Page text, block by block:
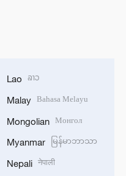
Lao ລາວ
Malay Bahasa Melayu
Mongolian Монгол
Myanmar မြန်မာဘာသာ
Nepali नेपाली